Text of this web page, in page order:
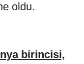
oldu.
birincisi,